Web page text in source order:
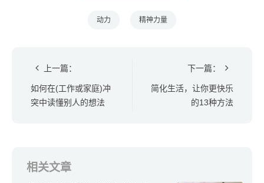
动力 精神力量
上一篇：
如何在(工作或家庭)冲
突中读懂别人的想法
下一篇：
简化生活，让你更快乐
的13种方法
相关文章